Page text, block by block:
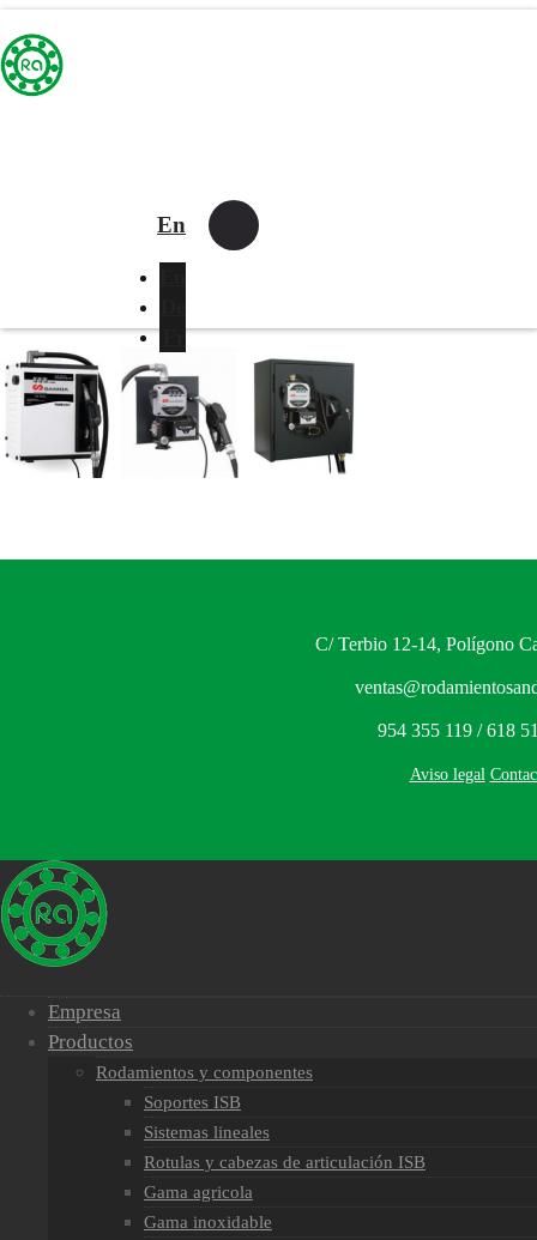
En
C/ Terbio 12-14, Polígono
954 355 119 / 618
Aviso legal
Empresa
Productos
Rodamientos y componentes
Soportes ISB
Sistemas lineales
Rotulas y cabezas de articulación ISB
Gama agricola
Gama inoxidable